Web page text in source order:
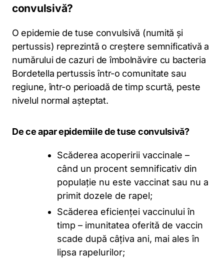
convulsivă?
O epidemie de tuse convulsivă (numită și
pertussis) reprezintă o creștere semnificativă a
numărului de cazuri de îmbolnăvire cu bacteria
Bordetella pertussis într-o comunitate sau
regiune, într-o perioadă de timp scurtă, peste
nivelul normal așteptat.
De ce apar epidemiile de tuse convulsivă?
Scăderea acoperirii vaccinale –
când un procent semnificativ din
populație nu este vaccinat sau nu a
primit dozele de rapel;
Scăderea eficienței vaccinului în
timp – imunitatea oferită de vaccin
scade după câțiva ani, mai ales în
lipsa rapelurilor;